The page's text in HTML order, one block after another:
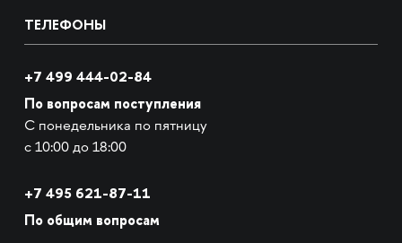
ТЕЛЕФОНЫ
+7 499 444-02-84
По вопросам поступления
С понедельника по пятницу
с 10:00 до 18:00
+7 495 621-87-11
По общим вопросам